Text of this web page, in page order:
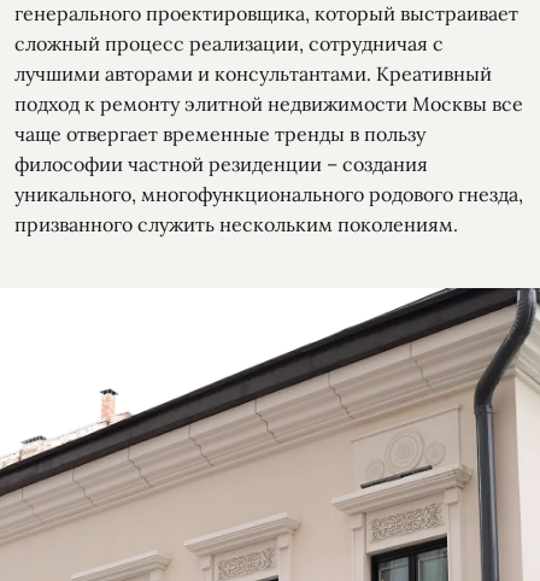
генерального проектировщика, который выстраивает
сложный процесс реализации, сотрудничая с
лучшими авторами и консультантами. Креативный
подход к ремонту элитной недвижимости Москвы все
чаще отвергает временные тренды в пользу
философии частной резиденции – создания
уникального, многофункционального родового гнезда,
призванного служить нескольким поколениям.